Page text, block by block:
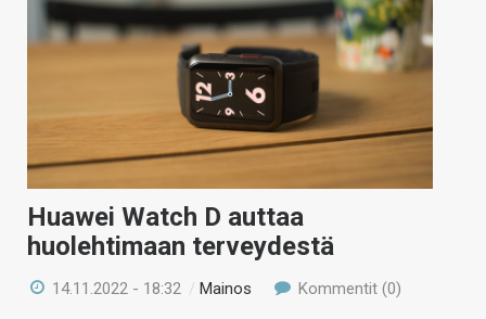
KAUPPA
HAKU
Huawei Watch D auttaa
huolehtimaan terveydestä
14.11.2022 - 18:32 / Mainos Kommentit (0)